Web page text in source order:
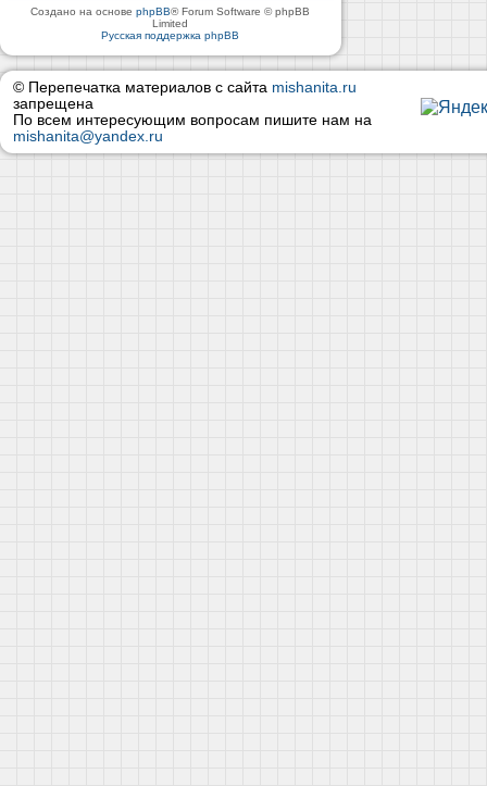
Создано на основеphpBB® Forum Software © phpBB
Limited
Русская поддержка phpBB
© Перепечатка материалов с сайта mishanita.ru
запрещена
По всем интересующим вопросам пишите нам на
mishanita@yandex.ru